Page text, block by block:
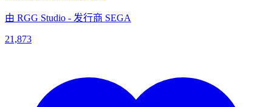
由 RGG Studio - 发行商 SEGA
21,873